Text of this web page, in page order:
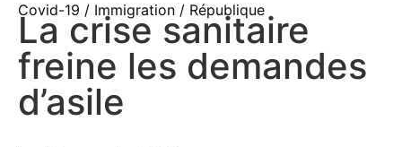
Covid-19 / Immigration / République
La crise sanitaire
freine les demandes
d’asile